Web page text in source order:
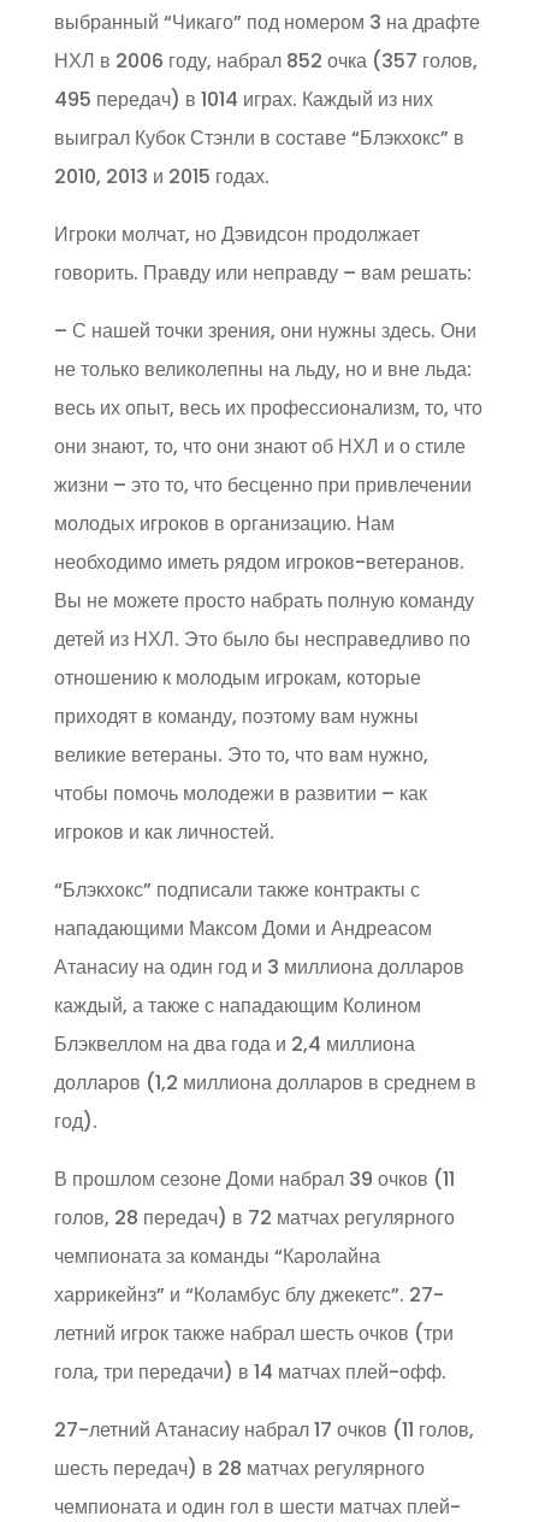
выбранный “Чикаго” под номером 3 на драфте
НХЛ в 2006 году, набрал 852 очка (357 голов,
495 передач) в 1014 играх. Каждый из них
выиграл Кубок Стэнли в составе “Блэкхокс” в
2010, 2013 и 2015 годах.
Игроки молчат, но Дэвидсон продолжает
говорить. Правду или неправду – вам решать:
– С нашей точки зрения, они нужны здесь. Они
не только великолепны на льду, но и вне льда:
весь их опыт, весь их профессионализм, то, что
они знают, то, что они знают об НХЛ и о стиле
жизни – это то, что бесценно при привлечении
молодых игроков в организацию. Нам
необходимо иметь рядом игроков-ветеранов.
Вы не можете просто набрать полную команду
детей из НХЛ. Это было бы несправедливо по
отношению к молодым игрокам, которые
приходят в команду, поэтому вам нужны
великие ветераны. Это то, что вам нужно,
чтобы помочь молодежи в развитии – как
игроков и как личностей.
“Блэкхокс” подписали также контракты с
нападающими Максом Доми и Андреасом
Атанасиу на один год и 3 миллиона долларов
каждый, а также с нападающим Колином
Блэквеллом на два года и 2,4 миллиона
долларов (1,2 миллиона долларов в среднем в
год).
В прошлом сезоне Доми набрал 39 очков (11
голов, 28 передач) в 72 матчах регулярного
чемпионата за команды “Каролайна
харрикейнз” и “Коламбус блу джекетс”. 27-
летний игрок также набрал шесть очков (три
гола, три передачи) в 14 матчах плей-офф.
27-летний Атанасиу набрал 17 очков (11 голов,
шесть передач) в 28 матчах регулярного
чемпионата и один гол в шести матчах плей-